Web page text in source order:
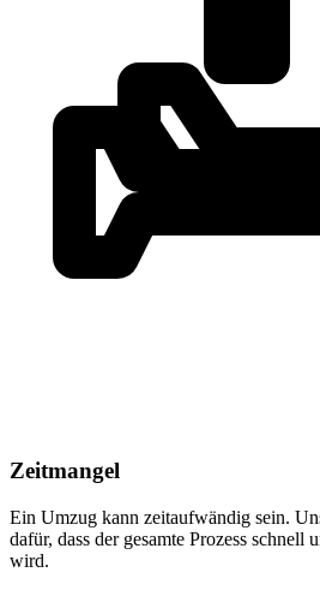
Zeitmangel
Ein Umzug kann zeitaufwändig sein.
dafür, dass der gesamte Prozess schnell
wird.